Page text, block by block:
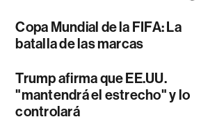
Copa Mundial de la FIFA: La
batalla de las marcas
Trump afirma que EE.UU.
"mantendrá el estrecho" y lo
controlará